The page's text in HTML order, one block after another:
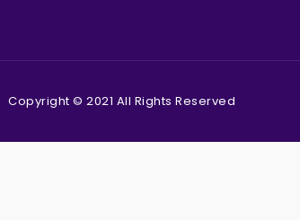
Copyright © 2021 All Rights Reserved